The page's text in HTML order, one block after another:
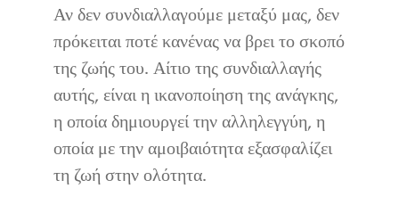
Αν δεν συνδιαλλαγούμε μεταξύ μας, δεν
πρόκειται ποτέ κανένας να βρει το σκοπό
της ζωής του. Αίτιο της συνδιαλλαγής
αυτής, είναι η ικανοποίηση της ανάγκης,
η οποία δημιουργεί την αλληλεγγύη, η
οποία με την αμοιβαιότητα εξασφαλίζει
τη ζωή στην ολότητα.